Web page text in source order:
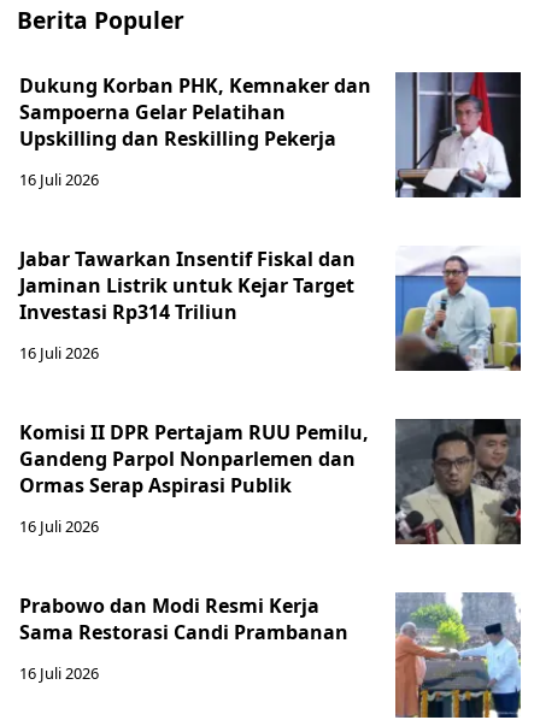
Berita Populer
Dukung Korban PHK, Kemnaker dan
Sampoerna Gelar Pelatihan
Upskilling dan Reskilling Pekerja
16 Juli 2026
Jabar Tawarkan Insentif Fiskal dan
Jaminan Listrik untuk Kejar Target
Investasi Rp314 Triliun
16 Juli 2026
Komisi II DPR Pertajam RUU Pemilu,
Gandeng Parpol Nonparlemen dan
Ormas Serap Aspirasi Publik
16 Juli 2026
Prabowo dan Modi Resmi Kerja
Sama Restorasi Candi Prambanan
16 Juli 2026